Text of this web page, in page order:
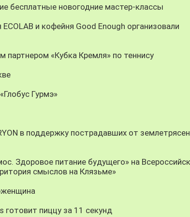
бесплатные новогодние мастер-классы
и кофейня Good Enough организовали
партнером «Кубка Кремля» по теннису
Гурмэ»
в поддержку пострадавших от
Здоровое питание будущего» на
смыслов на Клязьме»
готовит пиццу за 11 секунд